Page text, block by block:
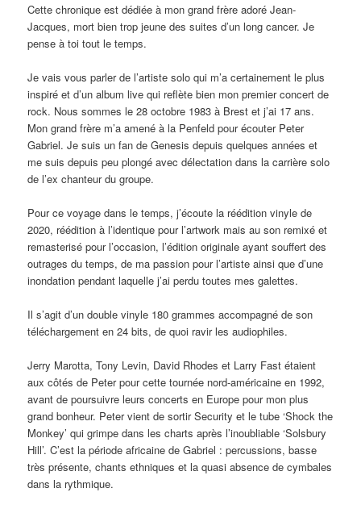
Cette chronique est dédiée à mon grand frère adoré Jean-
Jacques, mort bien trop jeune des suites d’un long cancer. Je
pense à toi tout le temps.
Je vais vous parler de l’artiste solo qui m’a certainement le plus
inspiré et d’un album live qui reflète bien mon premier concert de
rock. Nous sommes le 28 octobre 1983 à Brest et j’ai 17 ans.
Mon grand frère m’a amené à la Penfeld pour écouter Peter
Gabriel. Je suis un fan de Genesis depuis quelques années et
me suis depuis peu plongé avec délectation dans la carrière solo
de l’ex chanteur du groupe.
Pour ce voyage dans le temps, j’écoute la réédition vinyle de
2020, réédition à l’identique pour l’artwork mais au son remixé et
remasterisé pour l’occasion, l’édition originale ayant souffert des
outrages du temps, de ma passion pour l’artiste ainsi que d’une
inondation pendant laquelle j’ai perdu toutes mes galettes.
Il s’agit d’un double vinyle 180 grammes accompagné de son
téléchargement en 24 bits, de quoi ravir les audiophiles.
Jerry Marotta, Tony Levin, David Rhodes et Larry Fast étaient
aux côtés de Peter pour cette tournée nord-américaine en 1992,
avant de poursuivre leurs concerts en Europe pour mon plus
grand bonheur. Peter vient de sortir Security et le tube ‘Shock the
Monkey’ qui grimpe dans les charts après l’inoubliable ‘Solsbury
Hill’. C’est la période africaine de Gabriel : percussions, basse
très présente, chants ethniques et la quasi absence de cymbales
dans la rythmique.